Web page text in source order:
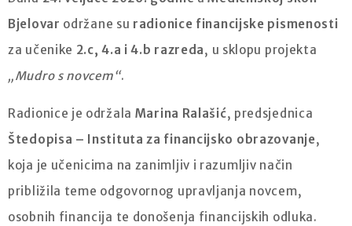
Bjelovar održane su radionice financijske pismenosti
za učenike 2.c, 4.a i 4.b razreda, u sklopu projekta
„Mudro s novcem“.
Radionice je održala Marina Ralašić, predsjednica
Štedopisa – Instituta za financijsko obrazovanje,
koja je učenicima na zanimljiv i razumljiv način
približila teme odgovornog upravljanja novcem,
osobnih financija te donošenja financijskih odluka.